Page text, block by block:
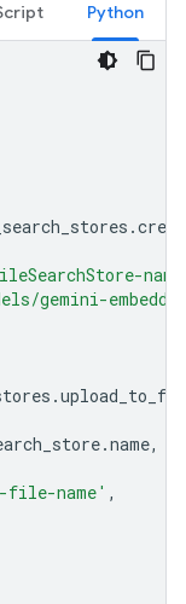
Python
.
gemini-
.
.name,
file-name' ,